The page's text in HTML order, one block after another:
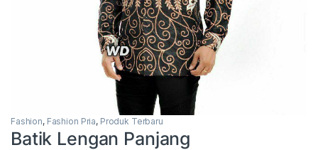
Fashion, Fashion Pria, Produk Terbaru
Batik Lengan Panjang